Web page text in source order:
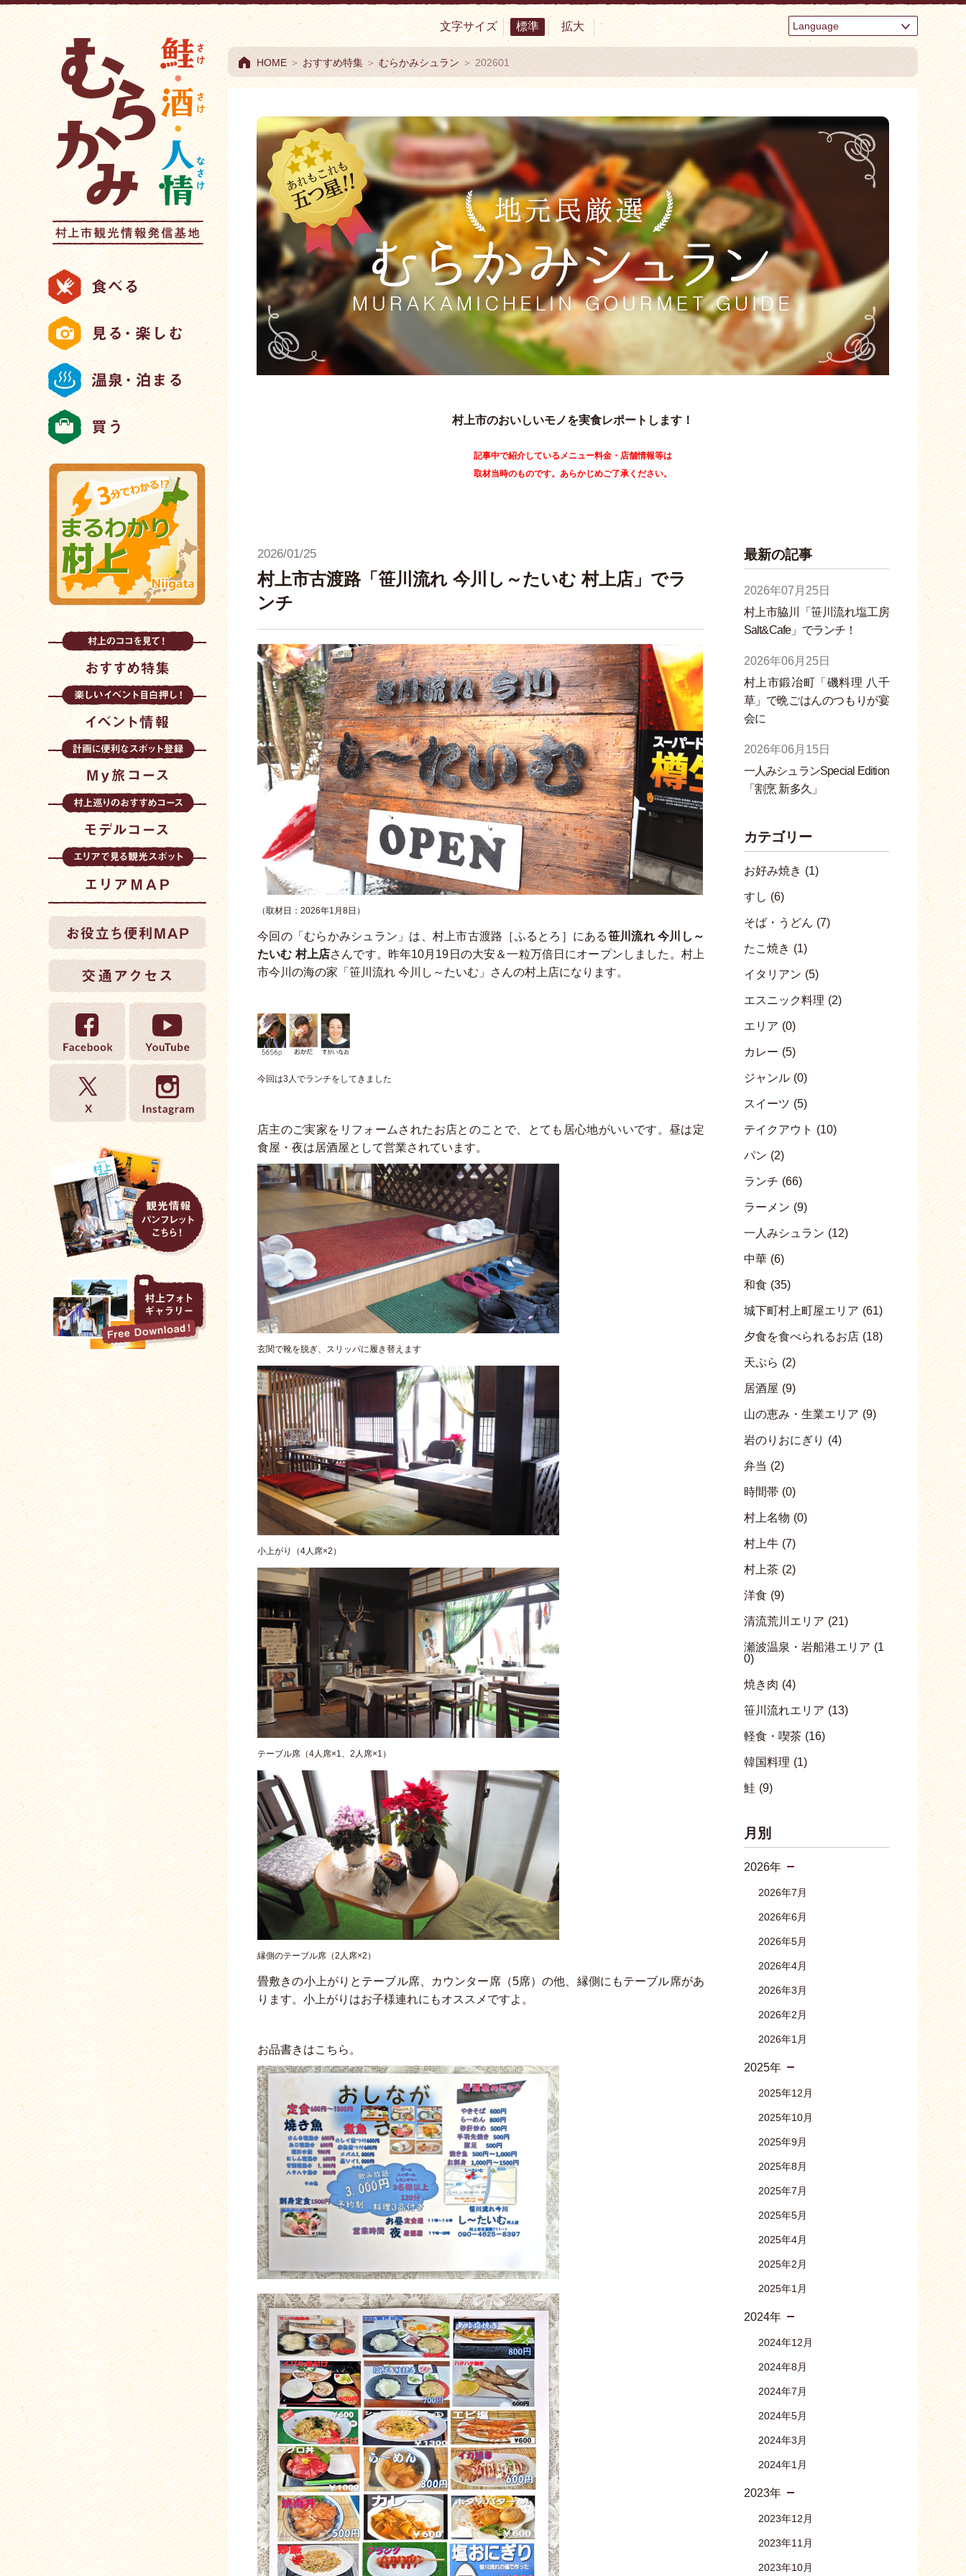
村上市観光情報総合サイト 村上市観光協会 -鮭・酒・人情 むらかみ-
文字サイズ 標準 拡大 Language
HOME＞おすすめ特集＞むらかみシュラン＞ 202601
村上市のおいしいモノを実食レポートします！
記事中で紹介しているメニュー料金・店舗情報等は
取材当時のものです。あらかじめご了承ください。
2026/01/25
村上市古渡路「笹川流れ 今川し～たいむ 村上店」でラ
ンチ
（取材日：2026年1月8日）
今回の「むらかみシュラン」は、村上市古渡路［ふるとろ］にある笹川流れ 今川し～
たいむ 村上店さんです。昨年10月19日の大安＆一粒万倍日にオープンしました。村上
市今川の海の家「笹川流れ 今川し～たいむ」さんの村上店になります。
今回は3人でランチをしてきました
店主のご実家をリフォームされたお店とのことで、とても居心地がいいです。昼は定
食屋・夜は居酒屋として営業されています。
玄関で靴を脱ぎ、スリッパに履き替えます
小上がり（4人席×2）
テーブル席（4人席×1、2人席×1）
縁側のテーブル席（2人席×2）
畳敷きの小上がりとテーブル席、カウンター席（5席）の他、縁側にもテーブル席があ
ります。小上がりはお子様連れにもオススメですよ。
お品書きはこちら。
最新の記事
2026年07月25日
村上市脇川「笹川流れ塩工房
Salt&Cafe」でランチ！
2026年06月25日
村上市鍛冶町「磯料理 八千
草」で晩ごはんのつもりが宴
会に
2026年06月15日
一人みシュランSpecial Edition
「割烹 新多久」
カテゴリー
お好み焼き (1)
すし (6)
そば・うどん (7)
たこ焼き (1)
イタリアン (5)
エスニック料理 (2)
エリア (0)
カレー (5)
ジャンル (0)
スイーツ (5)
テイクアウト (10)
パン (2)
ランチ (66)
ラーメン (9)
一人みシュラン (12)
中華 (6)
和食 (35)
城下町村上町屋エリア (61)
夕食を食べられるお店 (18)
天ぷら (2)
居酒屋 (9)
山の恵み・生業エリア (9)
岩のりおにぎり (4)
弁当 (2)
時間帯 (0)
村上名物 (0)
村上牛 (7)
村上茶 (2)
洋食 (9)
清流荒川エリア (21)
瀬波温泉・岩船港エリア (1
0)
焼き肉 (4)
笹川流れエリア (13)
軽食・喫茶 (16)
韓国料理 (1)
鮭 (9)
月別
2026年
2026年7月
2026年6月
2026年5月
2026年4月
2026年3月
2026年2月
2026年1月
2025年
2025年12月
2025年10月
2025年9月
2025年8月
2025年7月
2025年5月
2025年4月
2025年2月
2025年1月
2024年
2024年12月
2024年8月
2024年7月
2024年5月
2024年3月
2024年1月
2023年
2023年12月
2023年11月
2023年10月